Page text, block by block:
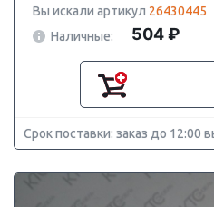
Вы искали артикул 26430445
Наличные:
504 ₽
Срок поставки: заказ до 12:00